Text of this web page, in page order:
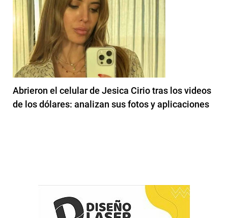
Abrieron el celular de Jesica Cirio tras los videos
de los dólares: analizan sus fotos y aplicaciones